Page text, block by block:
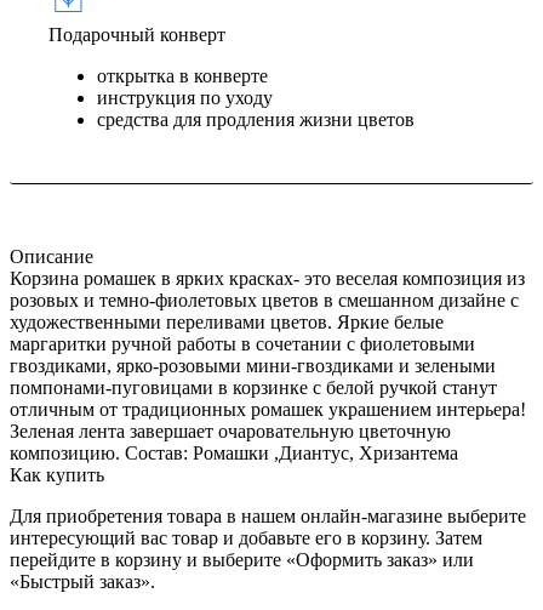
Подарочный конверт
открытка в конверте
инструкция по уходу
средства для продления жизни цветов
Описание
Корзина ромашек в ярких красках- это веселая композиция из
розовых и темно-фиолетовых цветов в смешанном дизайне с
художественными переливами цветов. Яркие белые
маргаритки ручной работы в сочетании с фиолетовыми
гвоздиками, ярко-розовыми мини-гвоздиками и зелеными
помпонами-пуговицами в корзинке с белой ручкой станут
отличным от традиционных ромашек украшением интерьера!
Зеленая лента завершает очаровательную цветочную
композицию. Состав: Ромашки ,Диантус, Хризантема
Как купить
Для приобретения товара в нашем онлайн-магазине выберите
интересующий вас товар и добавьте его в корзину. Затем
перейдите в корзину и выберите «Оформить заказ» или
«Быстрый заказ».